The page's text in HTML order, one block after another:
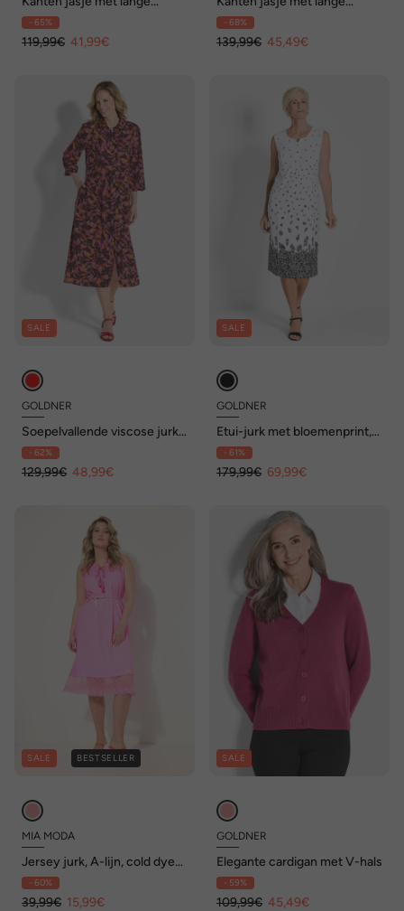
mouwen van jersey
- 65%
119,99€ 41,99€
mouwen van jersey
- 68%
139,99€ 45,49€
SALE
GOLDNER
Soepelvallende viscose jurk
met knoopsluiting
- 62%
129,99€ 48,99€
SALE
GOLDNER
Etui-jurk met bloemenprint,
jerseykwaliteit
- 61%
179,99€ 69,99€
SALE BESTSELLER
MIA MODA
Jersey jurk, A-lijn, cold dyed,
opengewerkt borduursel,
mouwloos
- 60%
39,99€ 15,99€
SALE
GOLDNER
Elegante cardigan met V-hals
- 59%
109,99€ 45,49€